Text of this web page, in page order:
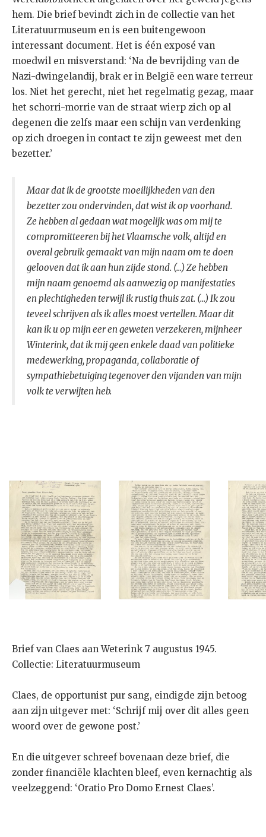
hem. Die brief bevindt zich in de collectie van het
Literatuurmuseum en is een buitengewoon
interessant document. Het is één exposé van
moedwil en misverstand: ‘Na de bevrijding van de
Nazi-dwingelandij, brak er in België een ware terreur
los. Niet het gerecht, niet het regelmatig gezag, maar
het schorri-morrie van de straat wierp zich op al
degenen die zelfs maar een schijn van verdenking
op zich droegen in contact te zijn geweest met den
bezetter.’
Maar dat ik de grootste moeilijkheden van den
bezetter zou ondervinden, dat wist ik op voorhand.
Ze hebben al gedaan wat mogelijk was om mij te
compromitteeren bij het Vlaamsche volk, altijd en
overal gebruik gemaakt van mijn naam om te doen
gelooven dat ik aan hun zijde stond. (...) Ze hebben
mijn naam genoemd als aanwezig op manifestaties
en plechtigheden terwijl ik rustig thuis zat. (...) Ik zou
teveel schrijven als ik alles moest vertellen. Maar dit
kan ik u op mijn eer en geweten verzekeren, mijnheer
Winterink, dat ik mij geen enkele daad van politieke
medewerking, propaganda, collaboratie of
sympathiebetuiging tegenover den vijanden van mijn
volk te verwijten heb.
Brief van Claes aan Weterink 7 augustus 1945.
Collectie: Literatuurmuseum
Claes, de opportunist pur sang, eindigde zijn betoog
aan zijn uitgever met: ‘Schrijf mij over dit alles geen
woord over de gewone post.’
En die uitgever schreef bovenaan deze brief, die
zonder financiële klachten bleef, even kernachtig als
veelzeggend: ‘Oratio Pro Domo Ernest Claes’.